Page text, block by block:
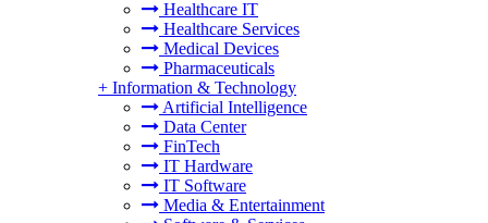
Healthcare IT
Healthcare Services
Medical Devices
Pharmaceuticals
+ Information & Technology
Artificial Intelligence
Data Center
FinTech
IT Hardware
IT Software
Media & Entertainment